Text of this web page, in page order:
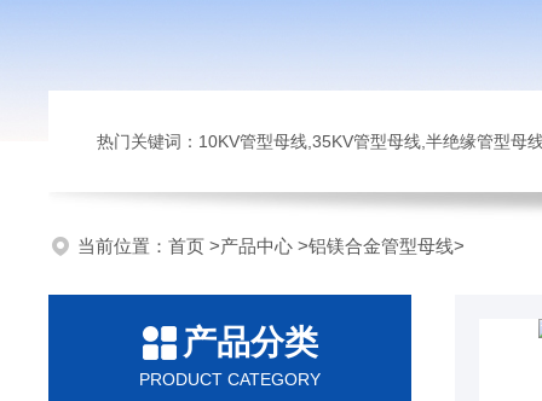
热门关键词：10KV管型母线,35KV管型母线,半绝缘管型母
当前位置： 首页 >产品中心 >铝镁合金管型母线>
产品分类
PRODUCT CATEGORY